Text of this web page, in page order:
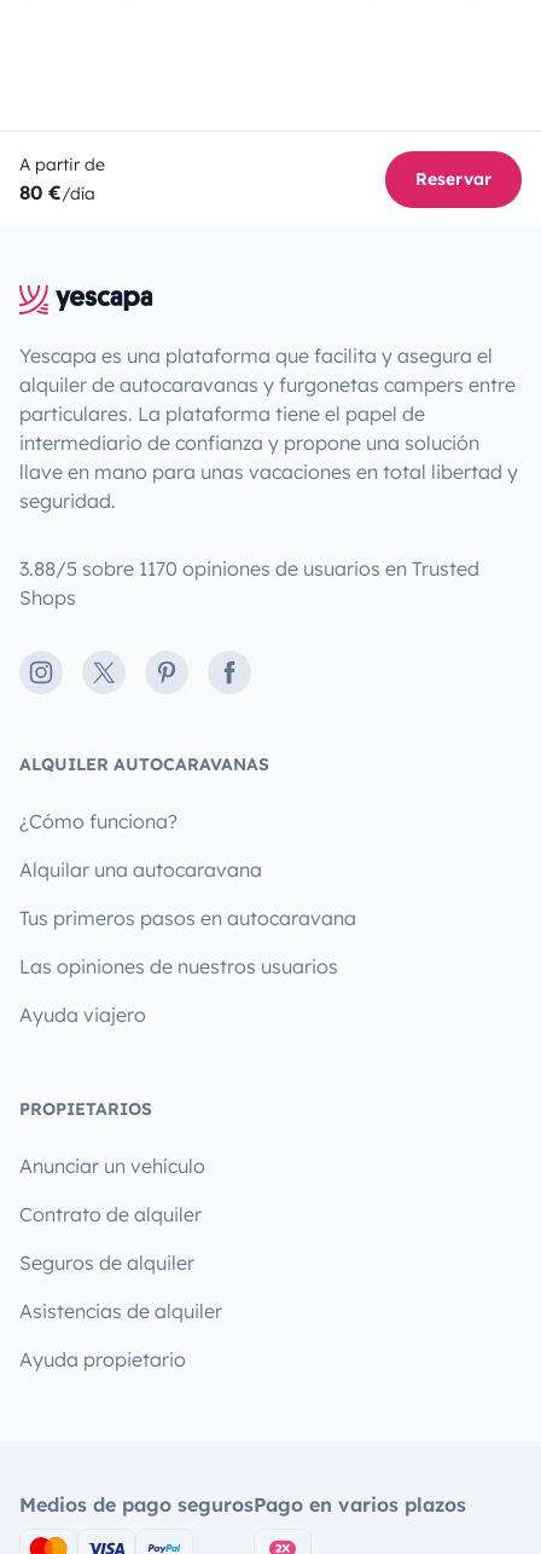
A partir de
80 €/día
Reservar
Yescapa es una plataforma que facilita y asegura el
alquiler de autocaravanas y furgonetas campers entre
particulares. La plataforma tiene el papel de
intermediario de confianza y propone una solución
llave en mano para unas vacaciones en total libertad y
seguridad.
3.88/5 sobre 1170 opiniones de usuarios en Trusted
Shops
Instagram
X PinterestFacebook
ALQUILER AUTOCARAVANAS
¿Cómo funciona?
Alquilar una autocaravana
Tus primeros pasos en autocaravana
Las opiniones de nuestros usuarios
Ayuda viajero
PROPIETARIOS
Anunciar un vehículo
Contrato de alquiler
Seguros de alquiler
Asistencias de alquiler
Ayuda propietario
Medios de pago segurosPago en varios plazos